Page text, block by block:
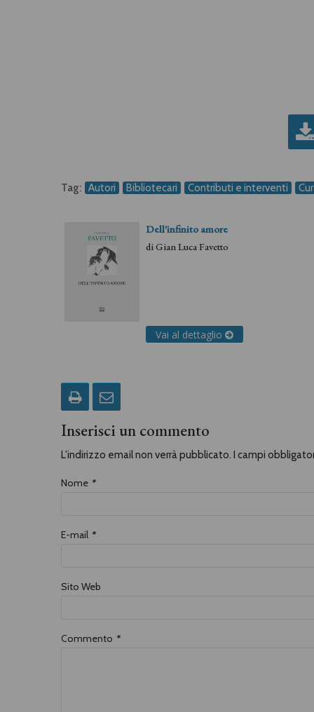
Tag: Autori Bibliotecari Contributi e interventi
Dell'infinito amore
diGian Luca Favetto
Vai al dettaglio
Inserisci un commento
L'indirizzo email non verrà pubblicato. I campi
Nome *
E-mail *
Sito Web
Commento *